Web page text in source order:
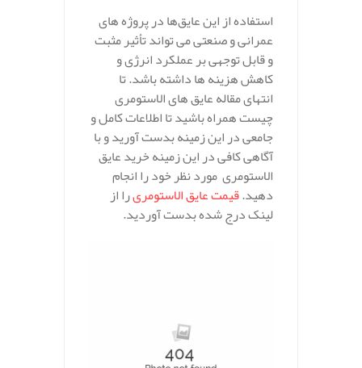
استفاده از این عایق‌ها در پروژه‌ های
عمرانی و صنعتی می‌ تواند تأثیر مثبت
و قابل توجهی بر عملکرد انرژی و
کاهش هزینه‌ ها داشته باشد. تا
انتهای مقاله عایق های الاستومری
چیست همراه باشید تا اطلاعات کامل و
جامعی در این زمینه بدست آورید و با
آگاهی کافی در این زمینه خرید عایق
الاستومری مورد نظر خود را انجام
دهید.قیمت عایق الاستومریرا از
لینک درج شده بدست آوردید.